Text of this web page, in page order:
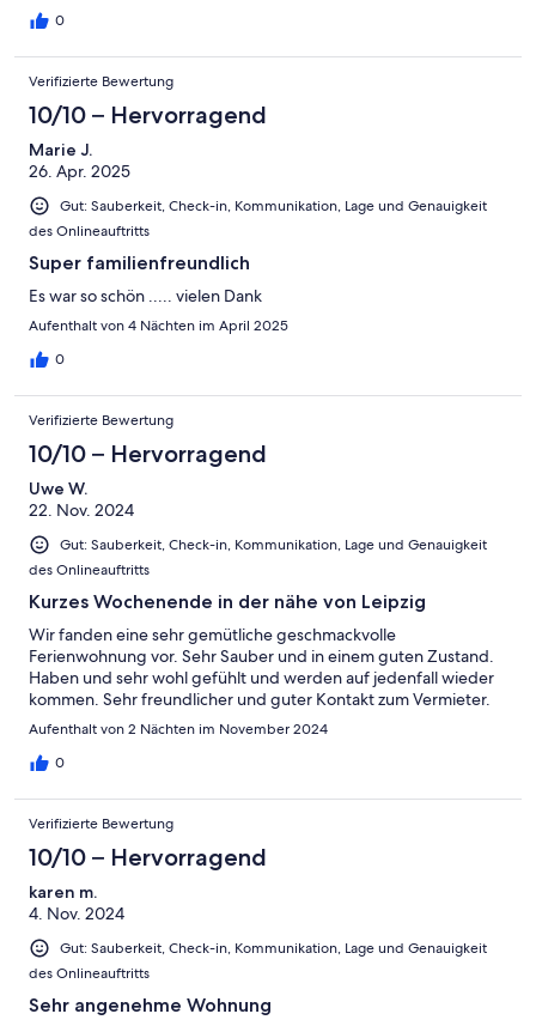
0
Verifizierte Bewertung
10/10 – Hervorragend
Marie J.
26. Apr. 2025
Gut: Sauberkeit, Check-in, Kommunikation, Lage und Genauigkeit
des Onlineauftritts
Super familienfreundlich
Es war so schön ..... vielen Dank
Aufenthalt von 4 Nächten im April 2025
0
Verifizierte Bewertung
10/10 – Hervorragend
Uwe W.
22. Nov. 2024
Gut: Sauberkeit, Check-in, Kommunikation, Lage und Genauigkeit
des Onlineauftritts
Kurzes Wochenende in der nähe von Leipzig
Wir fanden eine sehr gemütliche geschmackvolle
Ferienwohnung vor. Sehr Sauber und in einem guten Zustand.
Haben und sehr wohl gefühlt und werden auf jedenfall wieder
kommen. Sehr freundlicher und guter Kontakt zum Vermieter.
Aufenthalt von 2 Nächten im November 2024
0
Verifizierte Bewertung
10/10 – Hervorragend
karen m.
4. Nov. 2024
Gut: Sauberkeit, Check-in, Kommunikation, Lage und Genauigkeit
des Onlineauftritts
Sehr angenehme Wohnung